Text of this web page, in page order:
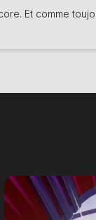
Et comme